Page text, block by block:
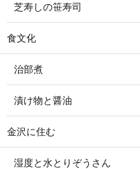
芝寿しの笹寿司
食文化
治部煮
漬け物と醤油
金沢に住む
湿度と水とりぞうさん